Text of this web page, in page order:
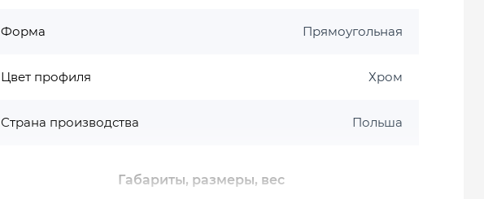
Форма Прямоугольная
Цвет профиля Хром
Страна производства Польша
Габариты, размеры, вес